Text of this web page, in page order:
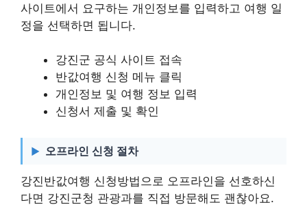
사이트에서 요구하는 개인정보를 입력하고 여행 일
정을 선택하면 됩니다.
강진군 공식 사이트 접속
반값여행 신청 메뉴 클릭
개인정보 및 여행 정보 입력
신청서 제출 및 확인
오프라인 신청 절차
강진반값여행 신청방법으로 오프라인을 선호하신
다면 강진군청 관광과를 직접 방문해도 괜찮아요.